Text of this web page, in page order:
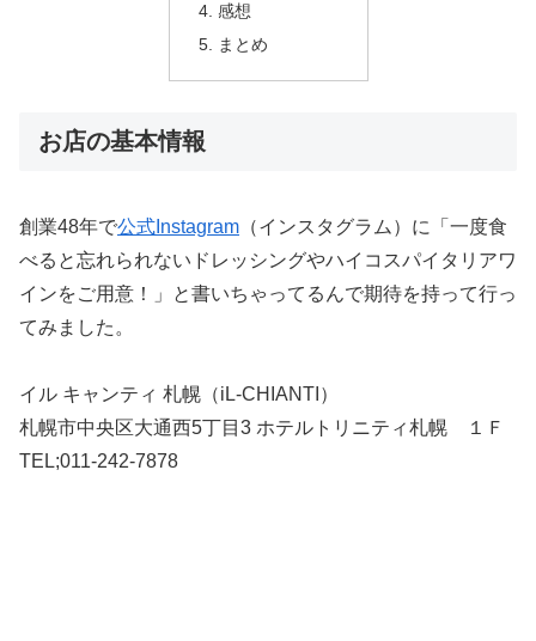
感想
まとめ
お店の基本情報
創業48年で公式Instagram （インスタグラム）に「一度食
べると忘れられないドレッシングやハイコスパイタリアワ
インをご用意！」と書いちゃってるんで期待を持って行っ
てみました。
イル キャンティ 札幌（iL-CHIANTI）
札幌市中央区大通西5丁目3 ホテルトリニティ札幌 １Ｆ
TEL;011-242-7878